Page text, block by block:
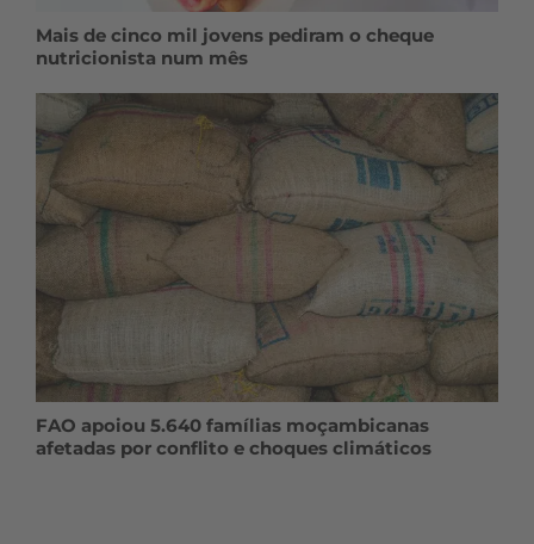
Mais de cinco mil jovens pediram o cheque
nutricionista num mês
FAO apoiou 5.640 famílias moçambicanas
afetadas por conflito e choques climáticos